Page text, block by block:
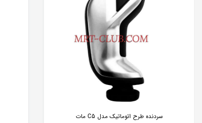
سردنده طرح اتوماتیک مدل C5 مات